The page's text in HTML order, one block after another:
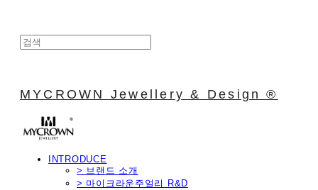
MYCROWN Jewellery & Design ®
INTRODUCE
> 브랜드 소개
> 마이크라운주얼리 R&D